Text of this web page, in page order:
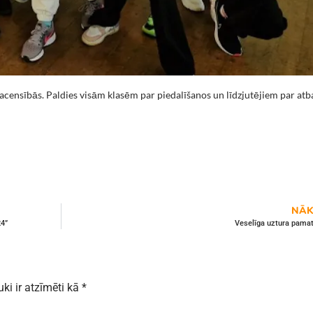
Paldies visām klasēm par piedalīšanos un līdzjutējiem par
Veselīga uztura
ir atzīmēti kā *